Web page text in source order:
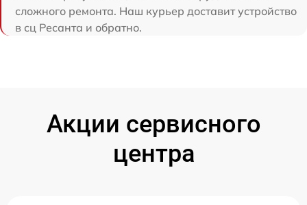
сложного ремонта. Наш курьер доставит устройство
в сц Ресанта и обратно.
Акции сервисного
центра